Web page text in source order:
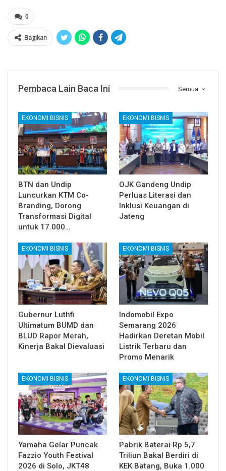
0
Bagikan
Semua
Pembaca Lain Baca Ini
EKONOMI BISNIS
BTN dan Undip
Luncurkan KTM Co-
Branding, Dorong
Transformasi Digital
untuk 17.000…
EKONOMI BISNIS
OJK Gandeng Undip
Perluas Literasi dan
Inklusi Keuangan di
Jateng
EKONOMI BISNIS
Gubernur Luthfi
Ultimatum BUMD dan
BLUD Rapor Merah,
Kinerja Bakal Dievaluasi
EKONOMI BISNIS
Indomobil Expo
Semarang 2026
Hadirkan Deretan Mobil
Listrik Terbaru dan
Promo Menarik
EKONOMI BISNIS
Yamaha Gelar Puncak
Fazzio Youth Festival
2026 di Solo, JKT48
EKONOMI BISNIS
Pabrik Baterai Rp 5,7
Triliun Bakal Berdiri di
KEK Batang, Buka 1.000